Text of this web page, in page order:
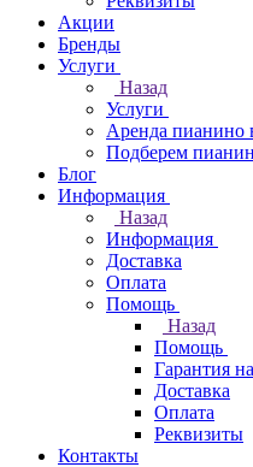
Акции
Бренды
Услуги
Назад
Услуги
Аренда пианино
Подберем
Блог
Информация
Назад
Информация
Доставка
Оплата
Помощь
Назад
Помощь
Гарантия
Доставка
Оплата
Реквизиты
Контакты